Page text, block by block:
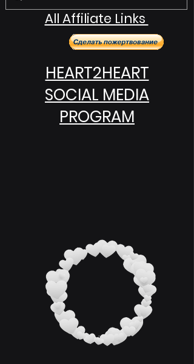
All Affiliate Links
HEART2HEART
SOCIAL MEDIA
PROGRAM